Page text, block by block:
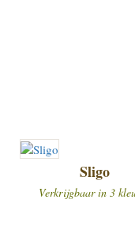
Sligo
Verkrijgbaar in 3